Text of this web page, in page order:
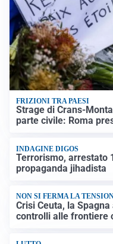
FRIZIONI TRA PAESI
Strage di Crans-
parte civile: Roma
INDAGINE DIGOS
Terrorismo, arrestato
propaganda jihadista
NON SI FERMA LA
Crisi Ceuta, la
controlli alle frontiere